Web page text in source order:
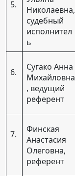
5.
Николаевна,
судебный
исполнител
ь
6.
Сугако Анна
Михайловна
, ведущий
референт
7.
Финская
Анастасия
Олеговна,
референт